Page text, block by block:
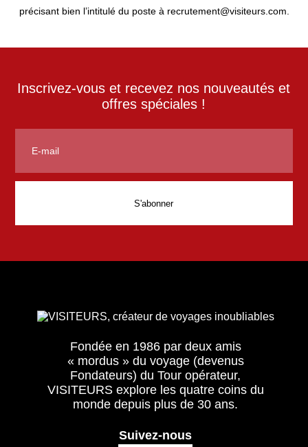
précisant bien l’intitulé du poste à recrutement@visiteurs.com
Inscrivez-vous et recevez nos nouveautés et
offres spéciales !
Fondée en 1986 par deux amis
« mordus » du voyage (devenus
Fondateurs) du Tour opérateur,
VISITEURS explore les quatre coins du
monde depuis plus de 30 ans.
Suivez-nous